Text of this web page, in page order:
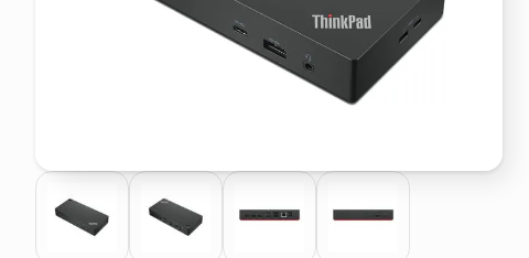
pattumiera raccolta differenziata
elenco telefonico